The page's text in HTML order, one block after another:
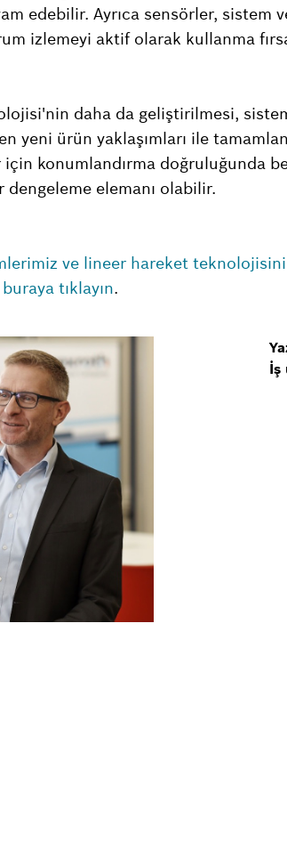
edebilir. Ayrıca sensörler, sistem
izlemeyi aktif olarak kullanma
daha da geliştirilmesi,
yeni ürün yaklaşımları ile
konumlandırma doğruluğunda
elemanı olabilir.
ve lineer hareket
tıklayın.
İş